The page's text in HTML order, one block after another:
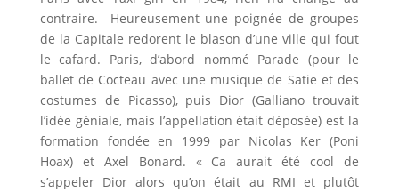
contraire. Heureusement une poignée de groupes
de la Capitale redorent le blason d’une ville qui fout
le cafard. Paris, d’abord nommé Parade (pour le
ballet de Cocteau avec une musique de Satie et des
costumes de Picasso), puis Dior (Galliano trouvait
l’idée géniale, mais l’appellation était déposée) est la
formation fondée en 1999 par Nicolas Ker (Poni
Hoax) et Axel Bonard. « Ca aurait été cool de
s’appeler Dior alors qu’on était au RMI et plutôt